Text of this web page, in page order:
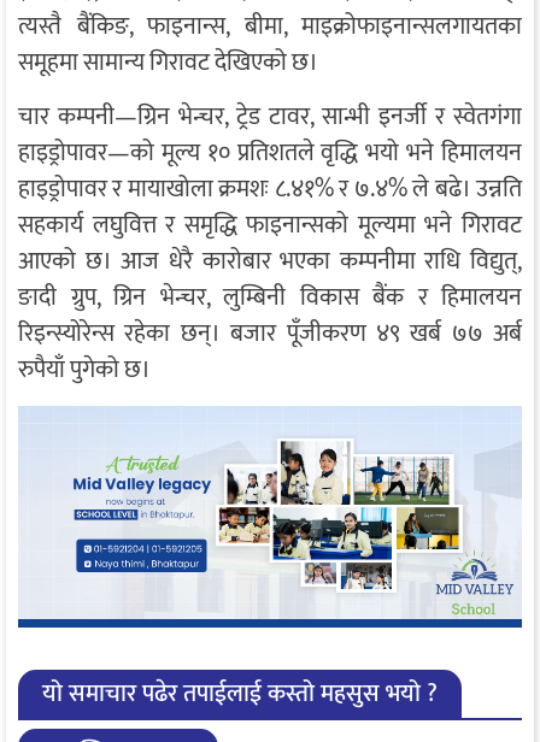
त्यस्तै बैंकिङ, फाइनान्स, बीमा, माइक्रोफाइनान्सलगायतका
समूहमा सामान्य गिरावट देखिएको छ।
चार कम्पनी—ग्रिन भेन्चर, ट्रेड टावर, सान्भी इनर्जी र स्वेतगंगा
हाइड्रोपावर—को मूल्य १० प्रतिशतले वृद्धि भयो भने हिमालयन
हाइड्रोपावर र मायाखोला क्रमशः ८.४१% र ७.४% ले बढे। उन्नति
सहकार्य लघुवित्त र समृद्धि फाइनान्सको मूल्यमा भने गिरावट
आएको छ। आज धेरै कारोबार भएका कम्पनीमा राधि विद्युत्,
ङादी ग्रुप, ग्रिन भेन्चर, लुम्बिनी विकास बैंक र हिमालयन
रिइन्स्योरेन्स रहेका छन्। बजार पूँजीकरण ४९ खर्ब ७७ अर्ब
रुपैयाँ पुगेको छ।
यो समाचार पढेर तपाईलाई कस्तो महसुस भयो ?